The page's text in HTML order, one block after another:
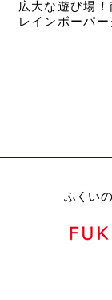
広大な遊び場
レインボーパ
ふくい